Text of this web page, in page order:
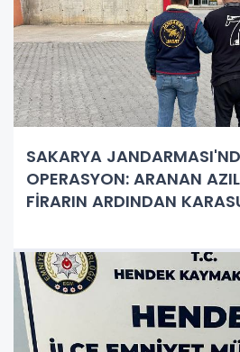
SAKARYA
OPERASYON: ARANAN
FİRARIN ARDINDAN